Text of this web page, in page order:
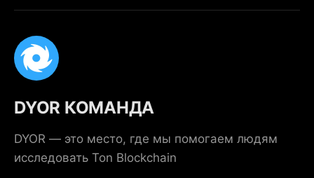
DYOR КОМАНДА
DYOR — это место, где мы помогаем людям
исследовать Ton Blockchain